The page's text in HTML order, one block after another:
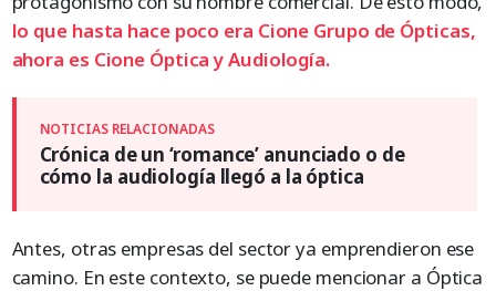
lo que hasta hace poco era Cione Grupo de Ópticas,
ahora es Cione Óptica y Audiología.
Crónica de un ‘romance’ anunciado o de
cómo la audiología llegó a la óptica
Antes, otras empresas del sector ya emprendieron ese
camino. En este contexto, se puede mencionar a Óptica